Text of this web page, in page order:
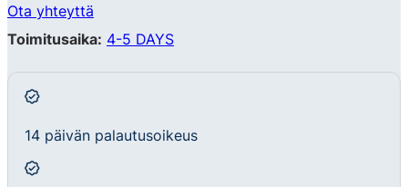
Ota yhteyttä
Toimitusaika: 4-5 DAYS
14 päivän palautusoikeus